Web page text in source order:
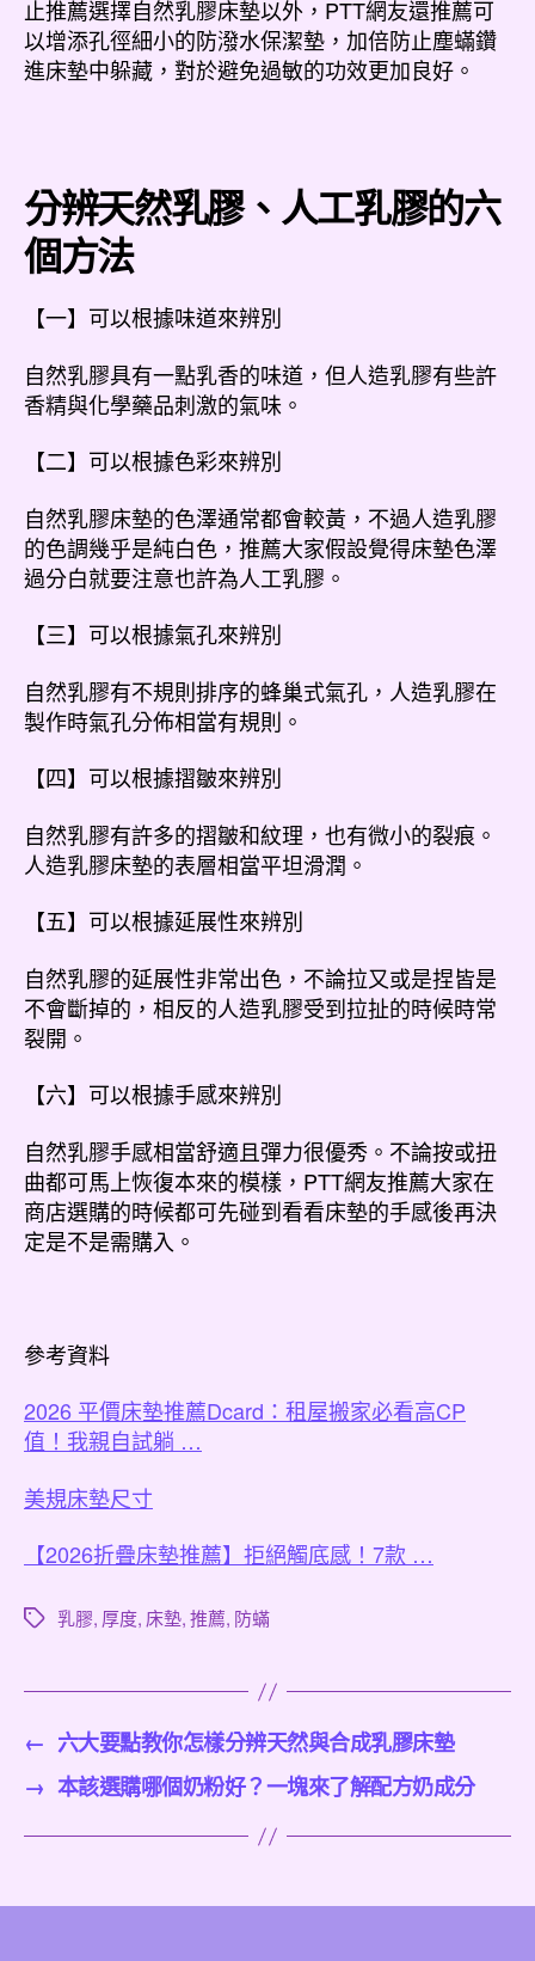
止推薦選擇自然乳膠床墊以外，PTT網友還推薦可
以增添孔徑細小的防潑水保潔墊，加倍防止塵蟎鑽
進床墊中躲藏，對於避免過敏的功效更加良好。
分辨天然乳膠、人工乳膠的六
個方法
【一】可以根據味道來辨別
自然乳膠具有一點乳香的味道，但人造乳膠有些許
香精與化學藥品刺激的氣味。
【二】可以根據色彩來辨別
自然乳膠床墊的色澤通常都會較黃，不過人造乳膠
的色調幾乎是純白色，推薦大家假設覺得床墊色澤
過分白就要注意也許為人工乳膠。
【三】可以根據氣孔來辨別
自然乳膠有不規則排序的蜂巢式氣孔，人造乳膠在
製作時氣孔分佈相當有規則。
【四】可以根據摺皺來辨別
自然乳膠有許多的摺皺和紋理，也有微小的裂痕。
人造乳膠床墊的表層相當平坦滑潤。
【五】可以根據延展性來辨別
自然乳膠的延展性非常出色，不論拉又或是捏皆是
不會斷掉的，相反的人造乳膠受到拉扯的時候時常
裂開。
【六】可以根據手感來辨別
自然乳膠手感相當舒適且彈力很優秀。不論按或扭
曲都可馬上恢復本來的模樣，PTT網友推薦大家在
商店選購的時候都可先碰到看看床墊的手感後再決
定是不是需購入。
參考資料
2026 平價床墊推薦Dcard：租屋搬家必看高CP
值！我親自試躺 …
美規床墊尺寸
【2026折疊床墊推薦】拒絕觸底感！7款 …
標
乳膠, 厚度, 床墊,推薦, 防蟎
← 六大要點教你怎樣分辨天然與合成乳膠床墊
→ 本該選購哪個奶粉好？一塊來了解配方奶成分